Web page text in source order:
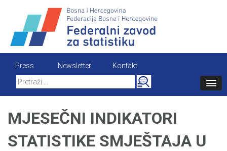
content
Press Newsletter
Kontakt
Search
for:
MJESEČNI INDIKATORI
STATISTIKE SMJEŠTAJA U